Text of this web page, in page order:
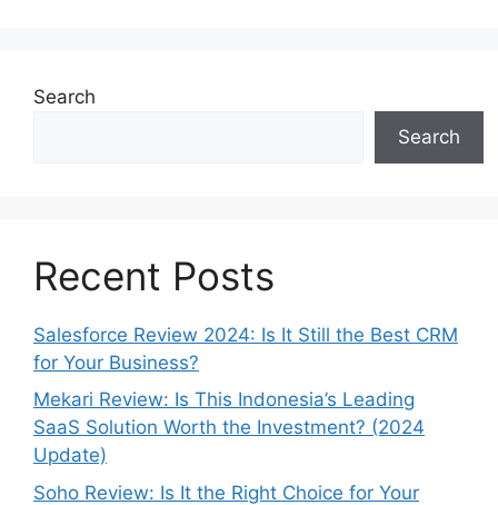
Search
Search
Recent Posts
Salesforce Review 2024: Is It Still the Best CRM
for Your Business?
Mekari Review: Is This Indonesia’s Leading
SaaS Solution Worth the Investment? (2024
Update)
Soho Review: Is It the Right Choice for Your